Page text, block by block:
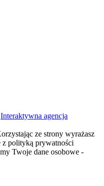
Interaktywna agencja
ze strony wyrażasz
z polityką prywatności
Twoje dane osobowe -